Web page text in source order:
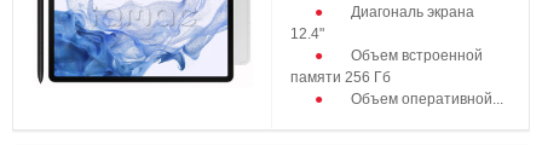
Диагональ экрана
12.4"
Объем встроенной
памяти 256 Гб
Объем оперативной...